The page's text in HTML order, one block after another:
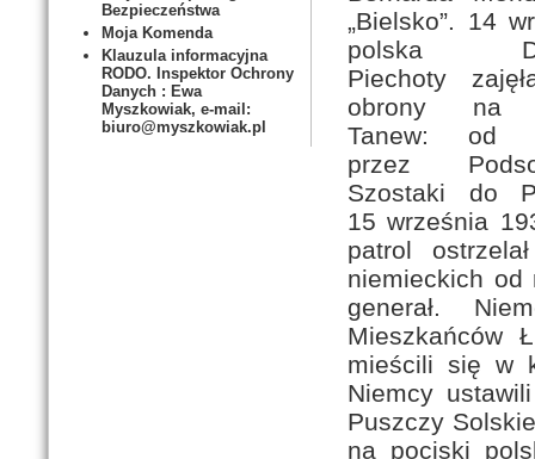
Bezpieczeństwa
Moja Komenda
Klauzula informacyjna
RODO. Inspektor Ochrony
Danych : Ewa
Myszkowiak, e-mail:
biuro@myszkowiak.pl
„Bielsko”. 14
polska
Piechoty
obrony na
Tanew: od
przez
Szostaki do
15 września
patrol
niemieckich od
generał.
Mieszkańców
mieścili się w
Niemcy
Puszczy
na pociski